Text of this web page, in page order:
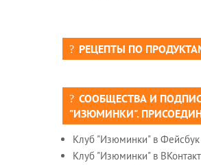
РЕЦЕПТЫ ПО
СООБЩЕСТВА И
"ИЗЮМИНКИ".
Клуб "Изюминки" в Фейсбук
Клуб "Изюминки" в